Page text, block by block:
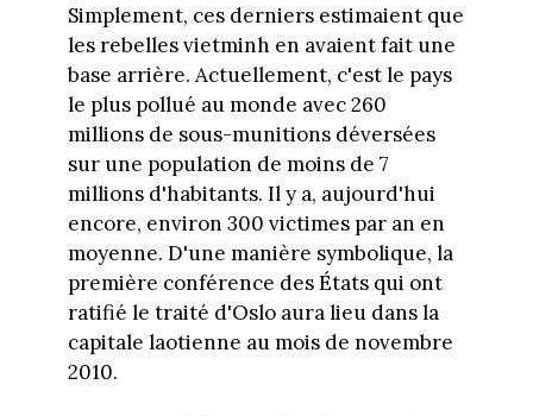
Simplement, ces derniers estimaient que
les rebelles vietminh en avaient fait une
base arrière. Actuellement, c'est le pays
le plus pollué au monde avec 260
millions de sous-munitions déversées
sur une population de moins de 7
millions d'habitants. Il y a, aujourd'hui
encore, environ 300 victimes par an en
moyenne. D'une manière symbolique, la
première conférence des États qui ont
ratifié le traité d'Oslo aura lieu dans la
capitale laotienne au mois de novembre
2010.